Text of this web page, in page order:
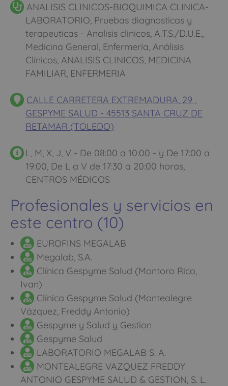
ANALISIS CLINICOS-BIOQUIMICA CLINICA-
LABORATORIO, Pruebas diagnosticas y
terapeuticas - Analisis clinicos, A.T.S./D.U.E.,
Medicina General, Enfermería, Análisis
Clínicos, ANALISIS CLINICOS, MEDICINA
FAMILIAR, ENFERMERIA
CALLE CARRETERA EXTREMADURA, 29 ,
GESPYME SALUD - 45513 SANTA CRUZ DE
RETAMAR (TOLEDO)
L, M, X, J, V - De 08:00 a 10:00 - y De 17:00 a
19:00, De L a V de 17:30 a 20:00 horas,
CENTROS MÉDICOS
Profesionales y servicios en
este centro (10)
EUROFINS MEGALAB
Megalab, S.A.
Clínica Gespyme Salud (Montoro Rico,
Ivan)
Clínica Gespyme Salud (Montealegre
Vázquez, Freddy Antonio)
Gespyme y Salud y Gestion
Gespyme Salud
LABORATORIO MEGALAB S. A.
MONTEALEGRE VAZQUEZ FREDDY
ANTONIO GESPYME SALUD & GESTION, S. L.